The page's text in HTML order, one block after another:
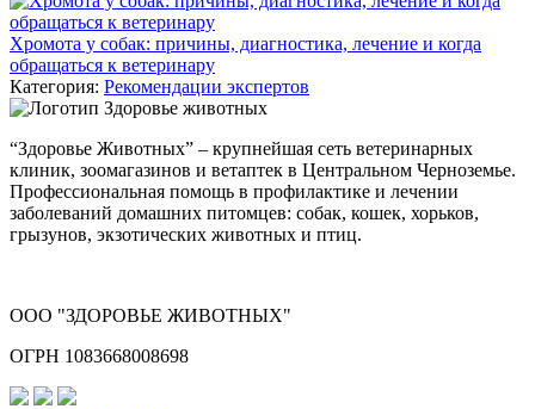
Хромота у собак: причины, диагностика, лечение и когда
обращаться к ветеринару
Категория: Рекомендации экспертов
“Здоровье Животных” – крупнейшая сеть ветеринарных
клиник, зоомагазинов и ветаптек в Центральном Черноземье.
Профессиональная помощь в профилактике и лечении
заболеваний домашних питомцев: собак, кошек, хорьков,
грызунов, экзотических животных и птиц.
ООО "ЗДОРОВЬЕ ЖИВОТНЫХ"
ОГРН 1083668008698